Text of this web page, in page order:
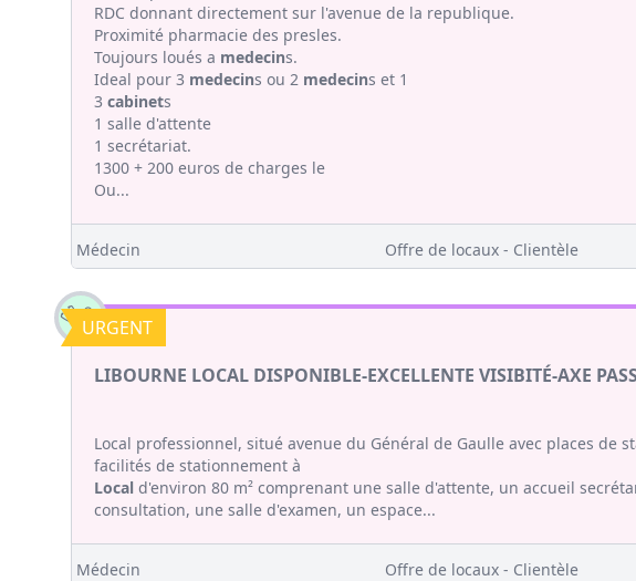
RDC donnant directement sur l'avenue de la republique.
Proximité pharmacie des presles.
Toujours loués a medecins.
Ideal pour 3 medecins ou 2 medecins et 1
3 cabinets
1 salle d'attente
1 secrétariat.
1300 + 200 euros de charges le
Ou...
Médecin Offre de locaux - Clientèle
URGENT
LIBOURNE LOCAL DISPONIBLE-EXCELLENTE VISIBITÉ-AXE
Local professionnel, situé avenue du Général de Gaulle avec places de
facilités de stationnement à
Local d'environ 80 m² comprenant une salle d'attente, un accueil
consultation, une salle d'examen, un espace...
Médecin Offre de locaux - Clientèle